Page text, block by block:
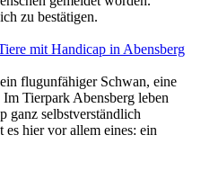
zu bestätigen.
mit Handicap in Abensberg
flugunfähiger Schwan, eine
Tierpark Abensberg leben
ganz selbstverständlich
hier vor allem eines: ein